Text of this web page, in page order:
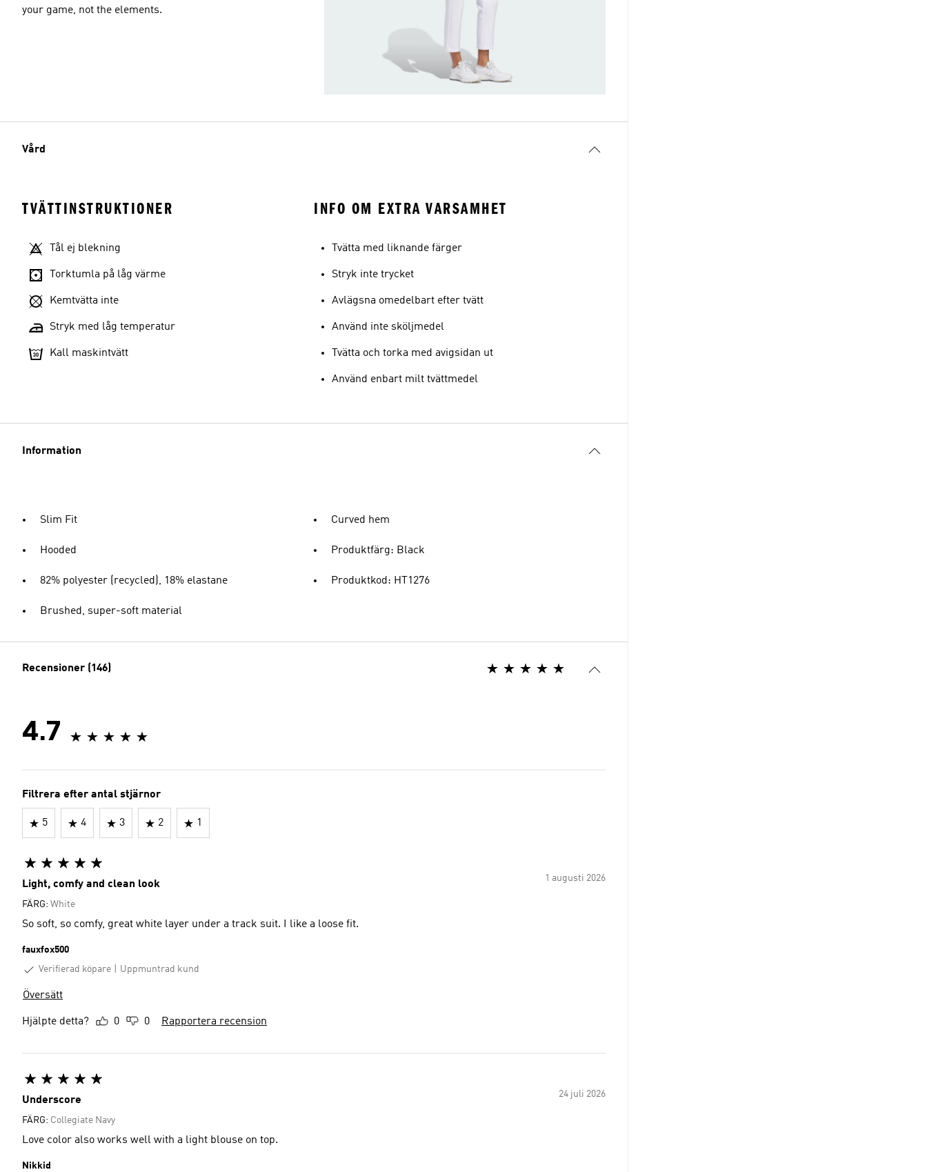
your game, not the elements.
Vård
TVÄTTINSTRUKTIONER
Tål ej blekning
Torktumla på låg värme
Kemtvätta inte
Stryk med låg temperatur
Kall maskintvätt
INFO OM EXTRA VARSAMHET
Tvätta med liknande färger
Stryk inte trycket
Avlägsna omedelbart efter tvätt
Använd inte sköljmedel
Tvätta och torka med avigsidan ut
Använd enbart milt tvättmedel
Information
Slim Fit
Hooded
82% polyester (recycled), 18% elastane
Brushed, super-soft material
Curved hem
Produktfärg: Black
Produktkod: HT1276
Recensioner (146)
4.7
Filtrera efter antal stjärnor
5 4 3 2 1
1 augusti 2026
Light, comfy and clean look
FÄRG: White
So soft, so comfy, great white layer under a track suit. I like a loose fit.
fauxfox500
Verifierad köpare
Uppmuntrad kund
Översätt
Hjälpte detta? 0 0 Rapportera recension
24 juli 2026
Underscore
FÄRG: Collegiate Navy
Love color also works well with a light blouse on top.
Nikkid